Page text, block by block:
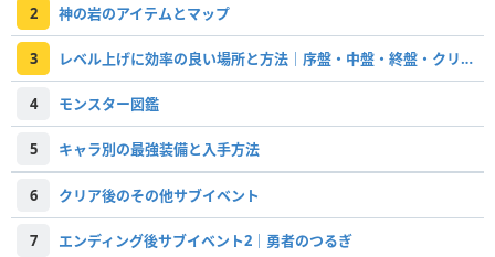
2 神の岩のアイテムとマップ
3 レベル上げに効率の良い場所と方法｜序盤・中盤・終盤・クリア後対応
4 モンスター図鑑
5 キャラ別の最強装備と入手方法
6 クリア後のその他サブイベント
7 エンディング後サブイベント2｜勇者のつるぎ